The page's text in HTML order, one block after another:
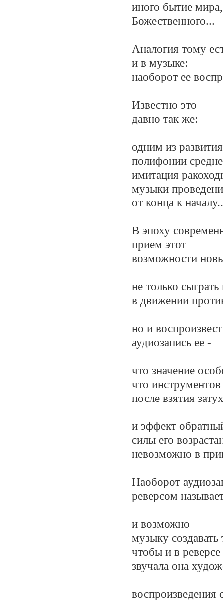
иного бытие мира,
Божественного...
Аналогия тому
и в музыке:
наоборот ее
Известно это
давно так же:
одним из
полифонии
имитация
музыки
от конца к
В эпоху
прием этот
возможности
не только
в движении
но и
аудиозапись ее -
что значение
что
после взятия
и эффект
силы его
невозможно в
Наоборот
реверсом
и возможно
музыку создавать
чтобы и в реверсе
звучала она
воспроизведения